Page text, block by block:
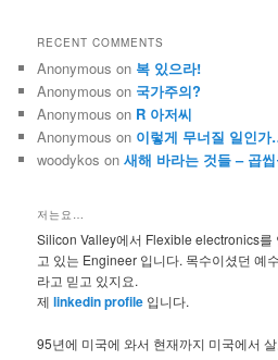
RECENT COMMENTS
Anonymous on 복 있으라!
Anonymous on 국가주의?
Anonymous on R 아저씨
Anonymous on 이렇게 무너질 일인
woodykos on새해 바라는 것들 – 곱
저는요…
Silicon Valley에서 Flexible electronics를
고 있는 Engineer 입니다. 목수이셨던 예
라고 믿고 있지요.
제linkedin profile 입니다.
95년에 미국에 와서 현재까지 미국에서